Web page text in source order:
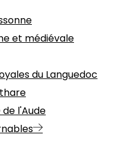
et médiévale
du Languedoc
de l'Aude